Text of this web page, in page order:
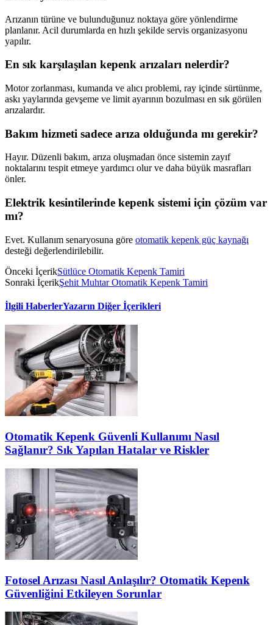
Arızanın türüne ve bulunduğunuz noktaya göre yönlendirme
planlanır. Acil durumlarda en hızlı şekilde servis organizasyonu
yapılır.
En sık karşılaşılan kepenk arızaları nelerdir?
Motor zorlanması, kumanda ve alıcı problemi, ray içinde sürtünme,
askı yaylarında gevşeme ve limit ayarının bozulması en sık görülen
arızalardır.
Bakım hizmeti sadece arıza olduğunda mı gerekir?
Hayır. Düzenli bakım, arıza oluşmadan önce sistemin zayıf
noktalarını tespit etmeye yardımcı olur ve daha büyük masrafları
önler.
Elektrik kesintilerinde kepenk sistemi için çözüm var
mı?
Evet. Kullanım senaryosuna göre otomatik kepenk güç kaynağı
desteği değerlendirilebilir.
Önceki İçerikSütlüce Otomatik Kepenk Tamiri
Sonraki İçerikŞehit Muhtar Otomatik Kepenk Tamiri
İlgili HaberlerYazarın Diğer İçerikleri
Otomatik Kepenk Güvenli Kullanımı Nasıl
Sağlanır? Sık Yapılan Hatalar ve Riskler
Fotosel Arızası Nasıl Anlaşılır? Otomatik Kepenk
Güvenliğini Etkileyen Sorunlar